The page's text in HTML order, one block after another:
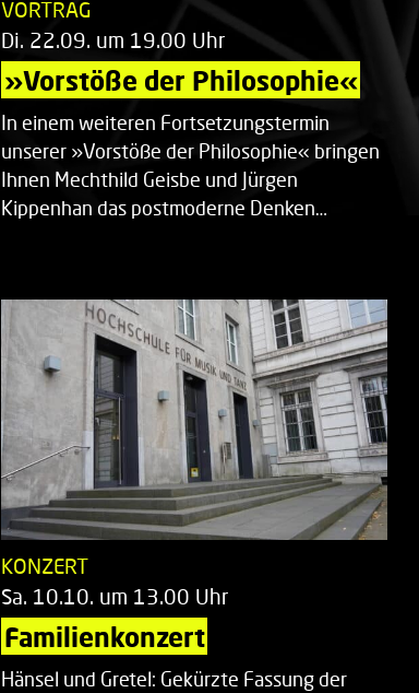
VORTRAG
Di. 22.09. um 19.00 Uhr
»Vorstöße der Philosophie«
In einem weiteren Fortsetzungstermin
unserer »Vorstöße der Philosophie« bringen
Ihnen Mechthild Geisbe und Jürgen
Kippenhan das postmoderne Denken…
KONZERT
Sa. 10.10. um 13.00 Uhr
Familienkonzert
Hänsel und Gretel: Gekürzte Fassung der